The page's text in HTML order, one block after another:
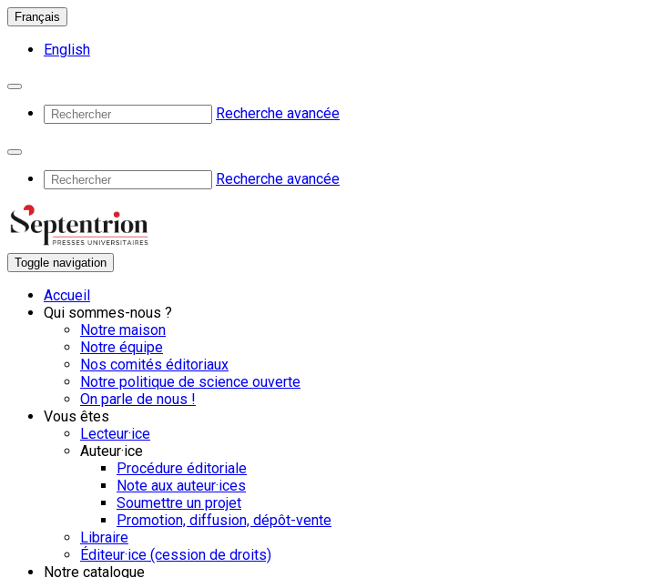
Français
English
Recherche avancée
Recherche avancée
Toggle navigation
Accueil
Qui sommes-nous ?
Notre maison
Notre équipe
Nos comités éditoriaux
Notre politique de science ouverte
On parle de nous !
Vous êtes
Lecteur·ice
Auteur·ice
Procédure éditoriale
Note aux auteur·ices
Soumettre un projet
Promotion, diffusion, dépôt-vente
Libraire
Éditeur·ice (cession de droits)
Notre catalogue